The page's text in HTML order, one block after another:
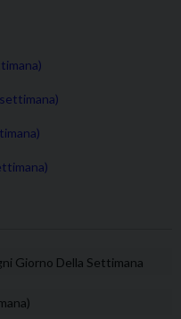
Giorno Della Settimana